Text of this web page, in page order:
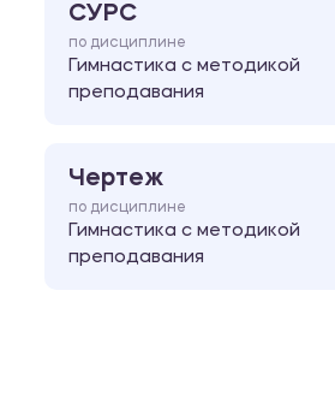
СУРС
по дисциплине
Гимнастика с методикой
преподавания
Чертеж
по дисциплине
Гимнастика с методикой
преподавания